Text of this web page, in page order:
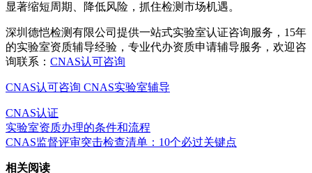
显著缩短周期、降低风险，抓住检测市场机遇。
深圳德恺检测有限公司提供一站式实验室认证咨询服务，15年
的实验室资质辅导经验，专业代办资质申请辅导服务，欢迎咨
询联系： CNAS认可咨询
CNAS认可咨询 CNAS实验室辅导
CNAS认证
实验室资质办理的条件和流程
CNAS监督评审突击检查清单：10个必过关键点
相关阅读